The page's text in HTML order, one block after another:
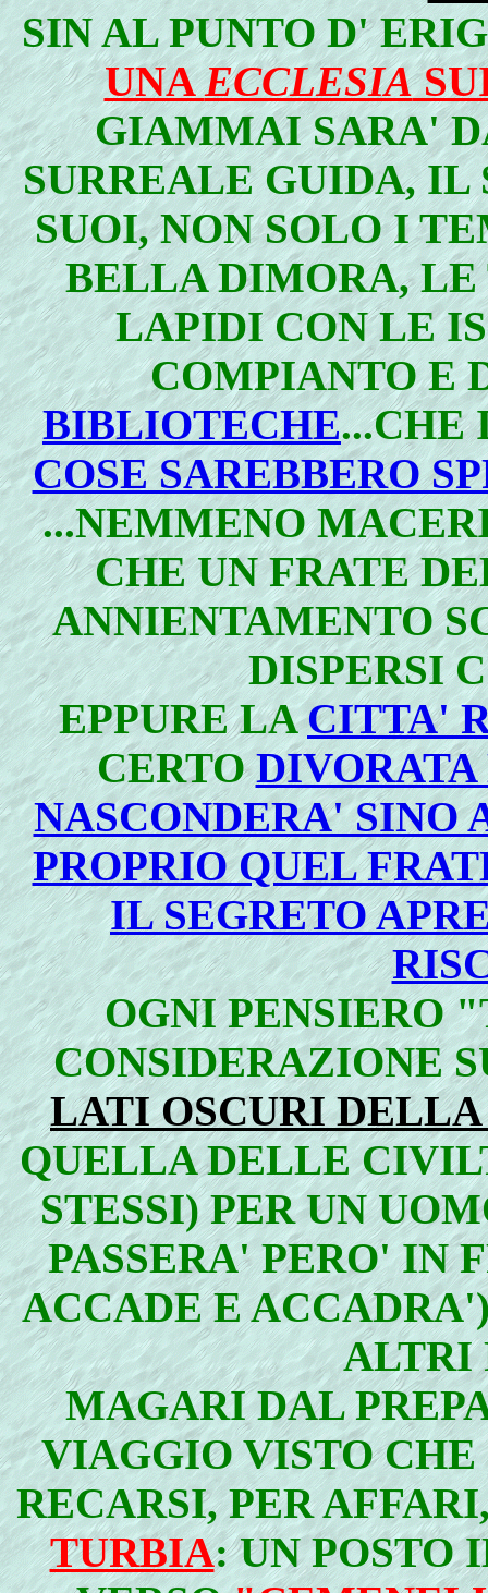
SIN AL PUNTO D'
UNAECCLESIA
GIAMMAI SARA'
SURREALE GUIDA,
SUOI, NON SOLO I
BELLA DIMORA, LE
LAPIDI CON LE
COMPIANTO E
BIBLIOTECHE...CHE
COSE SAREBBERO
...NEMMENO
CHE UN FRATE
ANNIENTAMENTO
DISPERSI
EPPURE LACITTA'
CERTO
NASCONDERA' SINO
PROPRIO QUEL
IL SEGRETO
OGNI PENSIERO
CONSIDERAZIONE
LATI OSCURI
QUELLA DELLE
STESSI) PER UN
PASSERA' PERO' IN
ACCADE E
ALTRI
MAGARI DAL
VIAGGIO VISTO
RECARSI, PER
TURBIA: UN POSTO